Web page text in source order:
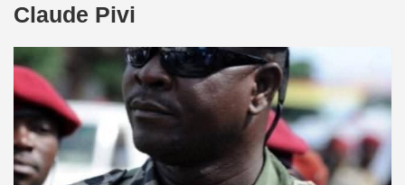
Claude Pivi